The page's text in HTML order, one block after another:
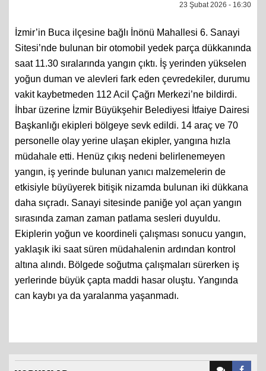
İzmir’in Buca ilçesine bağlı İnönü Mahallesi 6. Sanayi
Sitesi’nde bulunan bir otomobil yedek parça dükkanında
saat 11.30 sıralarında yangın çıktı. İş yerinden yükselen
yoğun duman ve alevleri fark eden çevredekiler, durumu
vakit kaybetmeden 112 Acil Çağrı Merkezi’ne bildirdi.
İhbar üzerine İzmir Büyükşehir Belediyesi İtfaiye Dairesi
Başkanlığı ekipleri bölgeye sevk edildi. 14 araç ve 70
personelle olay yerine ulaşan ekipler, yangına hızla
müdahale etti. Henüz çıkış nedeni belirlenemeyen
yangın, iş yerinde bulunan yanıcı malzemelerin de
etkisiyle büyüyerek bitişik nizamda bulunan iki dükkana
daha sıçradı. Sanayi sitesinde paniğe yol açan yangın
sırasında zaman zaman patlama sesleri duyuldu.
Ekiplerin yoğun ve koordineli çalışması sonucu yangın,
yaklaşık iki saat süren müdahalenin ardından kontrol
altına alındı. Bölgede soğutma çalışmaları sürerken iş
yerlerinde büyük çapta maddi hasar oluştu. Yangında